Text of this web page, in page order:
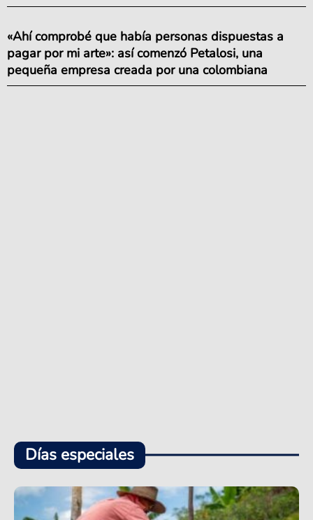
«Ahí comprobé que había personas dispuestas a
pagar por mi arte»: así comenzó Petalosi, una
pequeña empresa creada por una colombiana
Días especiales